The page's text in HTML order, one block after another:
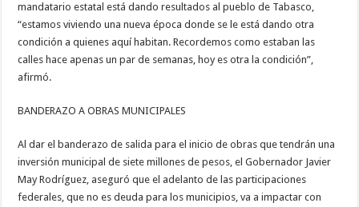
mandatario estatal está dando resultados al pueblo de Tabasco,
“estamos viviendo una nueva época donde se le está dando otra
condición a quienes aquí habitan. Recordemos como estaban las
calles hace apenas un par de semanas, hoy es otra la condición”,
afirmó.
BANDERAZO A OBRAS MUNICIPALES
Al dar el banderazo de salida para el inicio de obras que tendrán una
inversión municipal de siete millones de pesos, el Gobernador Javier
May Rodríguez, aseguró que el adelanto de las participaciones
federales, que no es deuda para los municipios, va a impactar con